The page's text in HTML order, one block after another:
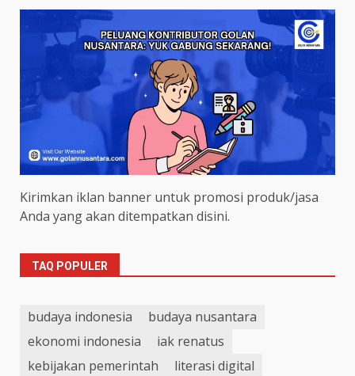
Kirimkan iklan banner untuk promosi produk/jasa
Anda yang akan ditempatkan disini.
TAQ POPULER
budaya indonesia
budaya nusantara
ekonomi indonesia
iak renatus
kebijakan pemerintah
literasi digital